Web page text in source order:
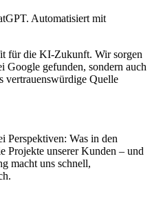
Automatisiert mit
für die KI-Zukunft. Wir sorgen
Google gefunden, sondern auch
vertrauenswürdige Quelle
Perspektiven: Was in den
Projekte unserer Kunden – und
macht uns schnell,